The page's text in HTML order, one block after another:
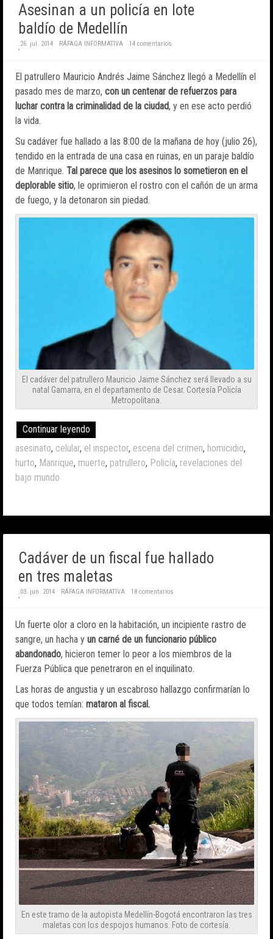
Asesinan a un policía en lote
baldío de Medellín
;26. jul. 2014 RÁFAGA INFORMATIVA 14 comentarios
El patrullero Mauricio Andrés Jaime Sánchez llegó a Medellín el
pasado mes de marzo, con un centenar de refuerzos para
luchar contra la criminalidad de la ciudad, y en ese acto perdió
la vida.
Su cadáver fue hallado a las 8:00 de la mañana de hoy (julio 26),
tendido en la entrada de una casa en ruinas, en un paraje baldío
de Manrique. Tal parece que los asesinos lo sometieron en el
deplorable sitio, le oprimieron el rostro con el cañón de un arma
de fuego, y la detonaron sin piedad.
El cadáver del patrullero Mauricio Jaime Sánchez será llevado a su
natal Gamarra, en el departamento de Cesar. Cortesía Policía
Metropolitana.
Continuar leyendo
asesinato, celular, el inspector, escena del crimen, homicidio,
hurto, Manrique, muerte, patrullero, Policía, revelaciones del
bajo mundo
Cadáver de un fiscal fue hallado
en tres maletas
;03. jun. 2014 RÁFAGA INFORMATIVA 18 comentarios
Un fuerte olor a cloro en la habitación, un incipiente rastro de
sangre, un hacha y un carné de un funcionario público
abandonado, hicieron temer lo peor a los miembros de la
Fuerza Pública que penetraron en el inquilinato.
Las horas de angustia y un escabroso hallazgo confirmarían lo
que todos temían: mataron al fiscal.
En este tramo de la autopista Medellín-Bogotá encontraron las tres
maletas con los despojos humanos. Foto de cortesía.